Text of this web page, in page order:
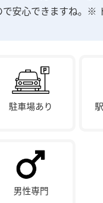
安心できますね。※
駐車場あり
男性専門